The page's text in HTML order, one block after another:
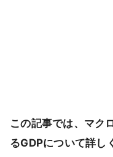
この記事では、マク
るGDPについて詳し